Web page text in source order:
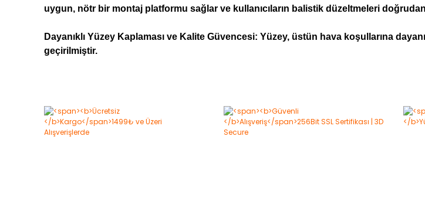
uygun, nötr bir montaj platformu sağlar ve kullanıcıların balistik düzeltmeleri
Dayanıklı Yüzey Kaplaması ve Kalite Güvencesi: Yüzey, üstün hava koşullarına
geçirilmiştir.
Bu ürüne ilk yorumu siz